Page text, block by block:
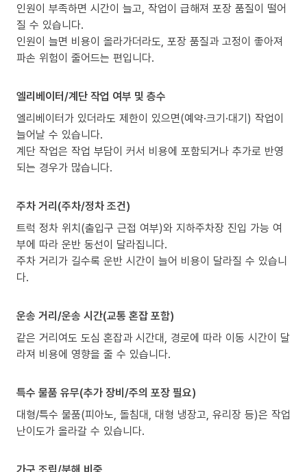
인원이 부족하면 시간이 늘고, 작업이 급해져 포장 품질이 떨어
질 수 있습니다.
인원이 늘면 비용이 올라가더라도, 포장 품질과 고정이 좋아져
파손 위험이 줄어드는 편입니다.
엘리베이터/계단 작업 여부 및 층수
엘리베이터가 있더라도 제한이 있으면(예약·크기·대기) 작업이
늘어날 수 있습니다.
계단 작업은 작업 부담이 커서 비용에 포함되거나 추가로 반영
되는 경우가 많습니다.
주차 거리(주차/정차 조건)
트럭 정차 위치(출입구 근접 여부)와 지하주차장 진입 가능 여
부에 따라 운반 동선이 달라집니다.
주차 거리가 길수록 운반 시간이 늘어 비용이 달라질 수 있습니
다.
운송 거리/운송 시간(교통 혼잡 포함)
같은 거리여도 도심 혼잡과 시간대, 경로에 따라 이동 시간이 달
라져 비용에 영향을 줄 수 있습니다.
특수 물품 유무(추가 장비/주의 포장 필요)
대형/특수 물품(피아노, 돌침대, 대형 냉장고, 유리장 등)은 작업
난이도가 올라갈 수 있습니다.